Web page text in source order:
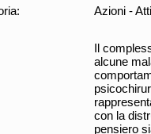
Azioni -
Il
alcune
con la
pensiero